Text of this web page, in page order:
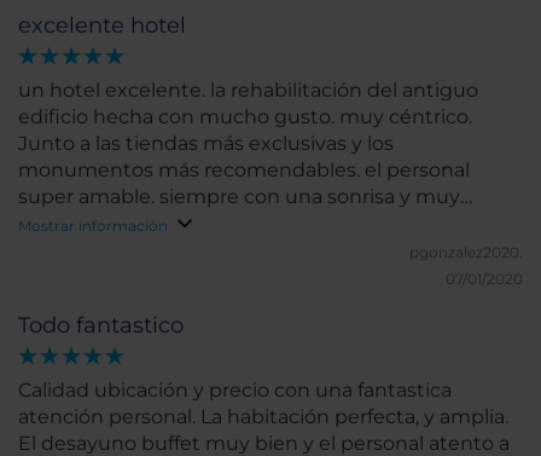
excelente hotel
un hotel excelente. la rehabilitación del antiguo
edificio hecha con mucho gusto. muy céntrico.
Junto a las tiendas más exclusivas y los
monumentos más recomendables. el personal
super amable. siempre con una sonrisa y muy
atentos. y el desayuno de lujo. os lo recomiendo a
todos los que vayáis de vacaciones a Florencia.
Mostrar información
pgonzalez2020.
07/01/2020
Todo fantastico
Calidad ubicación y precio con una fantastica
atención personal. La habitación perfecta, y amplia.
El desayuno buffet muy bien y el personal atento a